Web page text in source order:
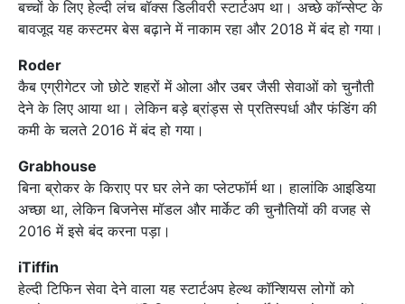
बच्चों के लिए हेल्दी लंच बॉक्स डिलीवरी स्टार्टअप था। अच्छे कॉन्सेप्ट के
बावजूद यह कस्टमर बेस बढ़ाने में नाकाम रहा और 2018 में बंद हो गया।
Roder
कैब एग्रीगेटर जो छोटे शहरों में ओला और उबर जैसी सेवाओं को चुनौती
देने के लिए आया था। लेकिन बड़े ब्रांड्स से प्रतिस्पर्धा और फंडिंग की
कमी के चलते 2016 में बंद हो गया।
Grabhouse
बिना ब्रोकर के किराए पर घर लेने का प्लेटफॉर्म था। हालांकि आइडिया
अच्छा था, लेकिन बिजनेस मॉडल और मार्केट की चुनौतियों की वजह से
2016 में इसे बंद करना पड़ा।
iTiffin
हेल्दी टिफिन सेवा देने वाला यह स्टार्टअप हेल्थ कॉन्शियस लोगों को